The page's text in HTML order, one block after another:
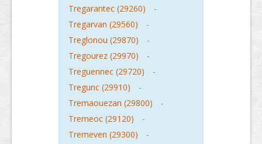
Tregarantec (29260)
-
Tregarvan (29560)
-
Treglonou (29870)
-
Tregourez (29970)
-
Treguennec (29720)
-
Tregunc (29910)
-
Tremaouezan (29800)
-
Tremeoc (29120)
-
Tremeven (29300)
-